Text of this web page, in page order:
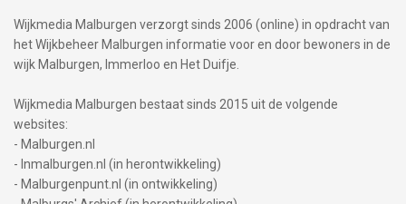
Wijkmedia Malburgen verzorgt sinds 2006 (online) in opdracht van
het Wijkbeheer Malburgen informatie voor en door bewoners in de
wijk Malburgen, Immerloo en Het Duifje.
Wijkmedia Malburgen bestaat sinds 2015 uit de volgende
websites:
- Malburgen.nl
- Inmalburgen.nl (in herontwikkeling)
- Malburgenpunt.nl (in ontwikkeling)